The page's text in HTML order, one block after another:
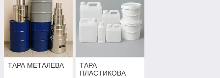
ТАРА МЕТАЛЕВА
ТАРА
ПЛАСТИКОВА